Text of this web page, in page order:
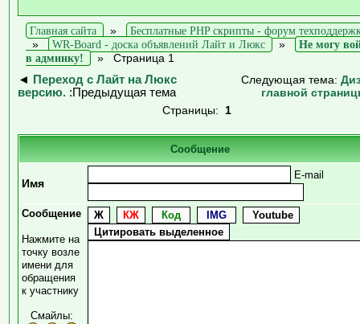
Главная сайта »
Бесплатные PHP скрипты - форум
»
WR-Board - доска объявлений Лайт и Люкс »
Не могу
в админку!
» Страница 1
◄
Переход с Лайт на Люкс
версию. :Предыдущая тема
Следующая тема:
главной
Страницы: 1
Сообщение
Имя
E-mail
Сообщение
Нажмите на
точку возле
имени для
обращения
к участнику
Смайлы: